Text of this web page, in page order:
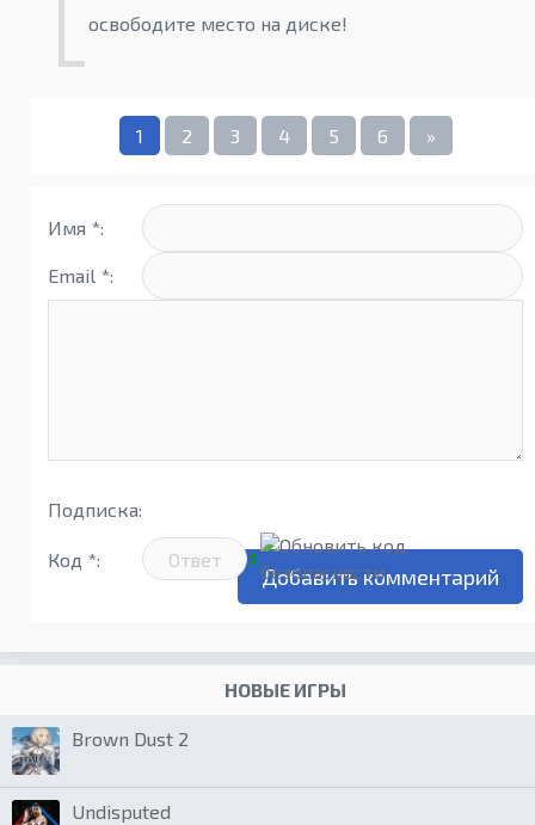
освободите место на диске!
1 2 3 4 5 6 »
Имя *:
Email *:
Подписка:
Код *:
НОВЫЕ ИГРЫ
Brown Dust 2
Undisputed